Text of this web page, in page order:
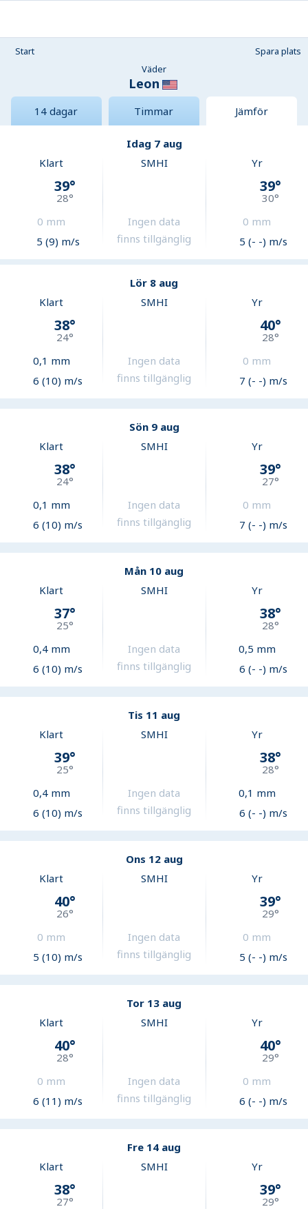
Start
Spara plats
Väder
Leon
14 dagar Timmar Jämför
Idag 7 aug
Klart
39°
28°
0 mm
5 (9) m/s
SMHI
Ingen data
finns tillgänglig
Yr
39°
30°
0 mm
5 (- -) m/s
Lör 8 aug
Klart
38°
24°
0,1 mm
6 (10) m/s
SMHI
Ingen data
finns tillgänglig
Yr
40°
28°
0 mm
7 (- -) m/s
Sön 9 aug
Klart
38°
24°
0,1 mm
6 (10) m/s
SMHI
Ingen data
finns tillgänglig
Yr
39°
27°
0 mm
7 (- -) m/s
Mån 10 aug
Klart
37°
25°
0,4mm
6 (10) m/s
SMHI
Ingen data
finns tillgänglig
Yr
38°
28°
0,5 mm
6 (- -) m/s
Tis 11 aug
Klart
39°
25°
0,4mm
6 (10) m/s
SMHI
Ingen data
finns tillgänglig
Yr
38°
28°
0,1 mm
6 (- -) m/s
Ons 12 aug
Klart
40°
26°
0 mm
5 (10) m/s
SMHI
Ingen data
finns tillgänglig
Yr
39°
29°
0 mm
5 (- -) m/s
Tor 13 aug
Klart
40°
28°
0 mm
6 (11) m/s
SMHI
Ingen data
finns tillgänglig
Yr
40°
29°
0 mm
6 (- -) m/s
Fre 14 aug
Klart
38°
27°
SMHI Yr
39°
29°